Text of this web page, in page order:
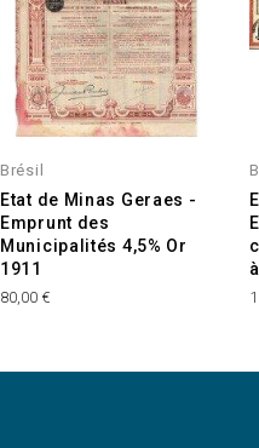
Brésil
Etat de Minas Geraes -
Emprunt des
Municipalités 4,5% Or
1911
80,00 €